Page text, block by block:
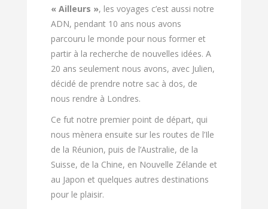
« Ailleurs », les voyages c’est aussi notre
ADN, pendant 10 ans nous avons
parcouru le monde pour nous former et
partir à la recherche de nouvelles idées. A
20 ans seulement nous avons, avec Julien,
décidé de prendre notre sac à dos, de
nous rendre à Londres.
Ce fut notre premier point de départ, qui
nous mènera ensuite sur les routes de l’Ile
de la Réunion, puis de l’Australie, de la
Suisse, de la Chine, en Nouvelle Zélande et
au Japon et quelques autres destinations
pour le plaisir.